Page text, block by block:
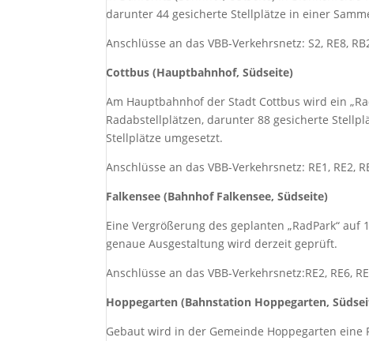
darunter 44 gesicherte Stellplätze in einer
Anschlüsse an das VBB-Verkehrsnetz: S2, RE8,
Cottbus (Hauptbahnhof, Südseite)
Am Hauptbahnhof der Stadt Cottbus wird ein
Radabstellplätzen, darunter 88­ gesicherte
Stellplätze umgesetzt.
Anschlüsse an das VBB-Verkehrsnetz: RE1, RE2,
Falkensee (Bahnhof Falkensee, Südseite)
Eine Vergrößerung des geplanten „RadPark“
genaue Ausgestaltung wird derzeit geprüft.
Anschlüsse an das VBB-Verkehrsnetz:RE2, RE6,
Hoppegarten (Bahnstation Hoppegarten,
Gebaut wird in der Gemeinde Hoppegarten